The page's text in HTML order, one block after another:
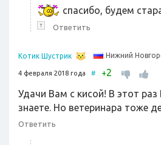
спасибо, будем
↑ Ответить
Котик Шустрик Нижний
4 февраля 2018 года # +2
Удачи Вам с кисой! В этот
знаете. Но ветеринара тоже
Ответить